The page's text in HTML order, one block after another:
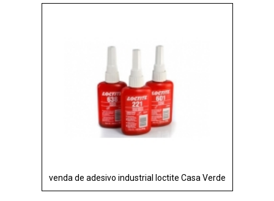
venda de adesivo industrial loctite Casa Verde